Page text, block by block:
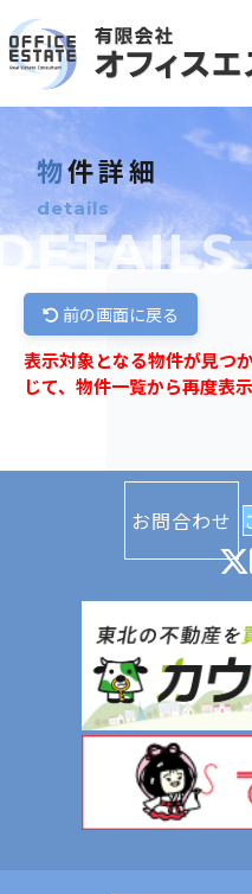
物件詳細
details
前の画面に戻る
表示対象となる物件が見つ
じて、物件一覧から再度表
お問合わせ